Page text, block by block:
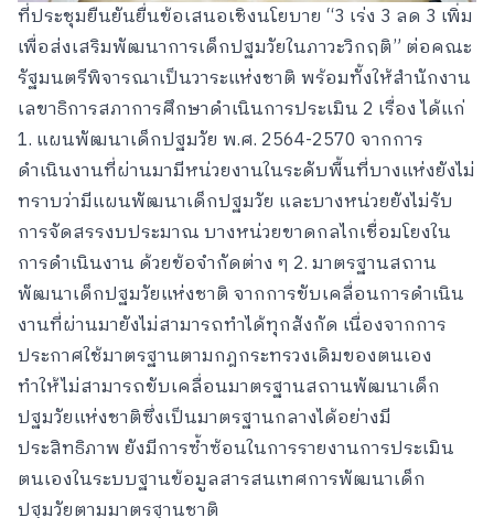
ที่ประชุมยืนยันยื่นข้อเสนอเชิงนโยบาย “3 เร่ง 3 ลด 3 เพิ่ม
เพื่อส่งเสริมพัฒนาการเด็กปฐมวัยในภาวะวิกฤติ” ต่อคณะ
รัฐมนตรีพิจารณาเป็นวาระแห่งชาติ พร้อมทั้งให้สำนักงาน
เลขาธิการสภาการศึกษาดำเนินการประเมิน 2 เรื่อง ได้แก่
1. แผนพัฒนาเด็กปฐมวัย พ.ศ. 2564-2570 จากการ
ดำเนินงานที่ผ่านมามีหน่วยงานในระดับพื้นที่บางแห่งยังไม่
ทราบว่ามีแผนพัฒนาเด็กปฐมวัย และบางหน่วยยังไม่รับ
การจัดสรรงบประมาณ บางหน่วยขาดกลไกเชื่อมโยงใน
การดำเนินงาน ด้วยข้อจำกัดต่าง ๆ 2. มาตรฐานสถาน
พัฒนาเด็กปฐมวัยแห่งชาติ จากการขับเคลื่อนการดำเนิน
งานที่ผ่านมายังไม่สามารถทำได้ทุกสังกัด เนื่องจากการ
ประกาศใช้มาตรฐานตามกฎกระทรวงเดิมของตนเอง
ทำให้ไม่สามารถขับเคลื่อนมาตรฐานสถานพัฒนาเด็ก
ปฐมวัยแห่งชาติซึ่งเป็นมาตรฐานกลางได้อย่างมี
ประสิทธิภาพ ยังมีการซ้ำซ้อนในการรายงานการประเมิน
ตนเองในระบบฐานข้อมูลสารสนเทศการพัฒนาเด็ก
ปฐมวัยตามมาตรฐานชาติ